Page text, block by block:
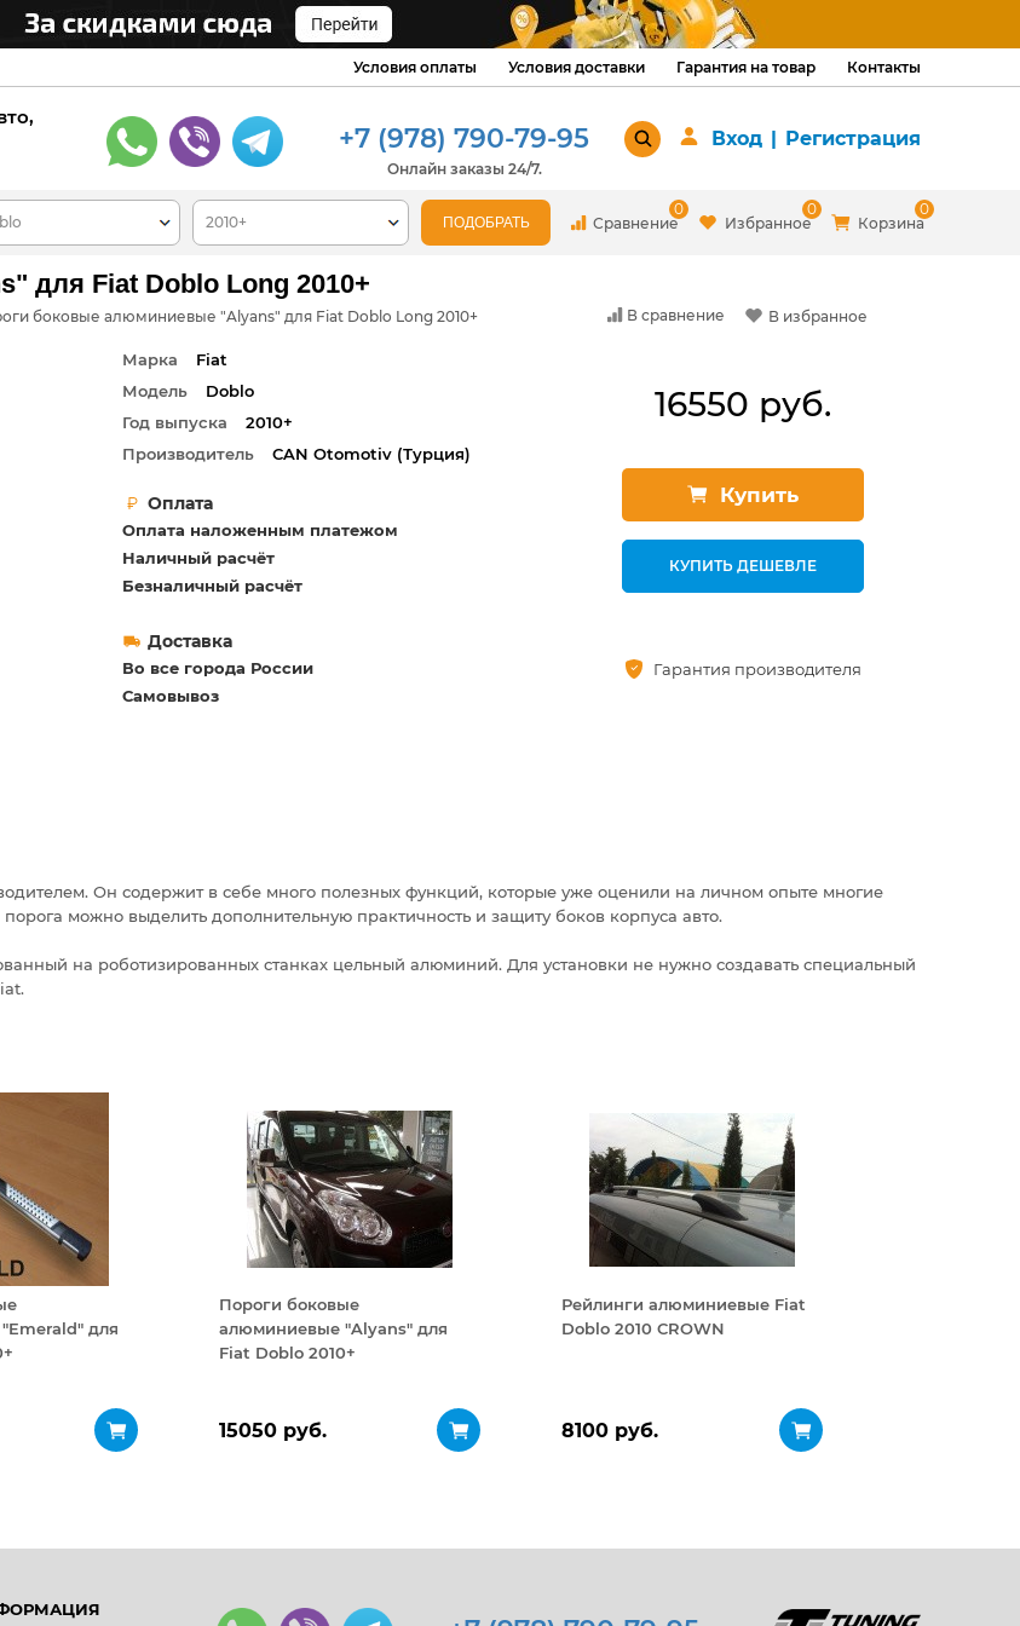
Условия оплаты Условия доставки Гарантия на товар Контакты
+7 (978) 790-79-95
Онлайн заказы 24/7.
Вход | Регистрация
Сравнение
0
Избранное
0
Корзина
0
для Fiat Doblo Long 2010+
боковые алюминиевые "Alyans" для Fiat Doblo Long 2010+
Марка
Fiat
Модель
Doblo
Год выпуска
2010+
Производитель
СAN Otomotiv (Турция)
Оплата
Оплата наложенным платежом
Наличный расчёт
Безналичный расчёт
Доставка
Во все города России
Самовывоз
В сравнение В избранное
16550 руб.
Купить
КУПИТЬ ДЕШЕВЛЕ
Гарантия производителя
Он содержит в себе много полезных функций, которые уже оценили на личном опыте многие
можно выделить дополнительную практичность и защиту боков корпуса авто.
на роботизированных станках цельный алюминий. Для установки не нужно создавать специальный
для
Пороги боковые
алюминиевые "Alyans" для
Fiat Doblo 2010+
15050 руб.
Рейлинги алюминиевые Fiat
Doblo 2010 CROWN
8100 руб.